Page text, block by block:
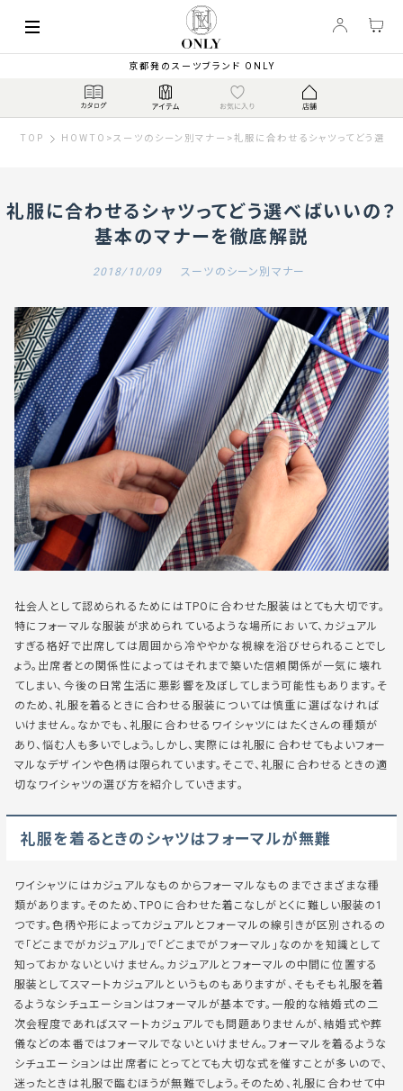
京都発のスーツブランド ONLY
TOP HOWTO >スーツのシーン別マナー >礼服に合わせるシャツってどう選
礼服に合わせるシャツってどう選べばいいの？
基本のマナーを徹底解説
2018/10/09 スーツのシーン別マナー
社会人として認められるためにはTPOに合わせた服装はとても大切です。
特にフォーマルな服装が求められているような場所において、カジュアル
すぎる格好で出席しては周囲から冷ややかな視線を浴びせられることでし
ょう。出席者との関係性によってはそれまで築いた信頼関係が一気に壊れ
てしまい、今後の日常生活に悪影響を及ぼしてしまう可能性もあります。そ
のため、礼服を着るときに合わせる服装については慎重に選ばなければ
いけません。なかでも、礼服に合わせるワイシャツにはたくさんの種類が
あり、悩む人も多いでしょう。しかし、実際には礼服に合わせてもよいフォー
マルなデザインや色柄は限られています。そこで、礼服に合わせるときの適
切なワイシャツの選び方を紹介していきます。
礼服を着るときのシャツはフォーマルが無難
ワイシャツにはカジュアルなものからフォーマルなものまでさまざまな種
類があります。そのため、TPOに合わせた着こなしがとくに難しい服装の1
つです。色柄や形によってカジュアルとフォーマルの線引きが区別されるの
で「どこまでがカジュアル」で「どこまでがフォーマル」なのかを知識として
知っておかないといけません。カジュアルとフォーマルの中間に位置する
服装としてスマートカジュアルというものもありますが、そもそも礼服を着
るようなシチュエーションはフォーマルが基本です。一般的な結婚式の二
次会程度であればスマートカジュアルでも問題ありませんが、結婚式や葬
儀などの本番ではフォーマルでないといけません。フォーマルを着るような
シチュエーションは出席者にとってとても大切な式を催すことが多いので、
迷ったときは礼服で臨むほうが無難でしょう。そのため、礼服に合わせて中